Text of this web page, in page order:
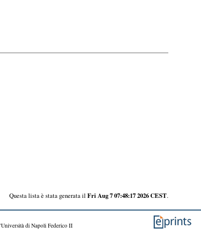
Questa lista è stata generata il Fri Aug 7 07:48:17 2026 CEST.
di Napoli Federico II